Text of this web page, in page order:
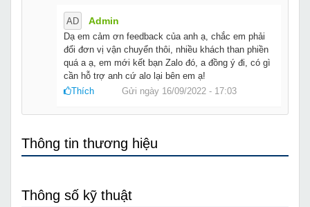
AD Admin
Dạ em cảm ơn feedback của anh ạ, chắc em phải
đổi đơn vị vận chuyển thôi, nhiều khách than phiền
quá a ạ, em mới kết bạn Zalo đó, a đồng ý đi, có gì
cần hỗ trợ anh cứ alo lại bên em ạ!
Thích
Gửi ngày 16/09/2022 - 17:03
Thông tin thương hiệu
Thông số kỹ thuật